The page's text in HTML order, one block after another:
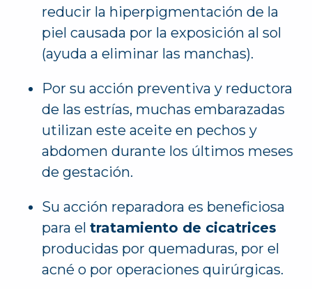
reducir la hiperpigmentación de la
piel causada por la exposición al sol
(ayuda a eliminar las manchas).
Por su acción preventiva y reductora
de las estrías, muchas embarazadas
utilizan este aceite en pechos y
abdomen durante los últimos meses
de gestación.
Su acción reparadora es beneficiosa
para el tratamiento de cicatrices
producidas por quemaduras, por el
acné o por operaciones quirúrgicas.